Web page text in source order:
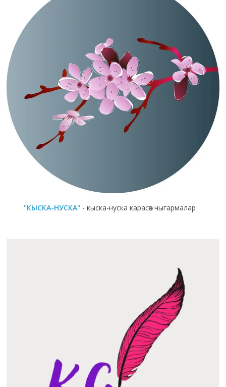
"КЫСКА-НУСКА" - кыска-нуска карасөз чыгармалар